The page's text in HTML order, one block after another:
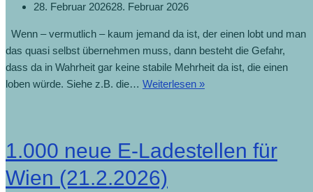
28. Februar 202628. Februar 2026
Wenn – vermutlich – kaum jemand da ist, der einen lobt und man
das quasi selbst übernehmen muss, dann besteht die Gefahr,
dass da in Wahrheit gar keine stabile Mehrheit da ist, die einen
loben würde. Siehe z.B. die… Weiterlesen »
1.000 neue E-Ladestellen für
Wien (21.2.2026)